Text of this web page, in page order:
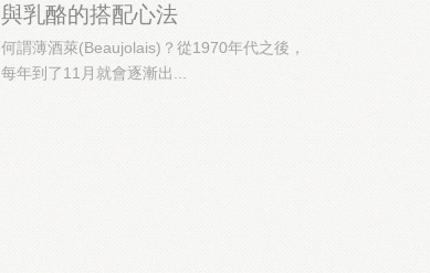
與乳酪的搭配心法
何謂薄酒萊(Beaujolais)？從1970年代之後，
每年到了11月就會逐漸出...